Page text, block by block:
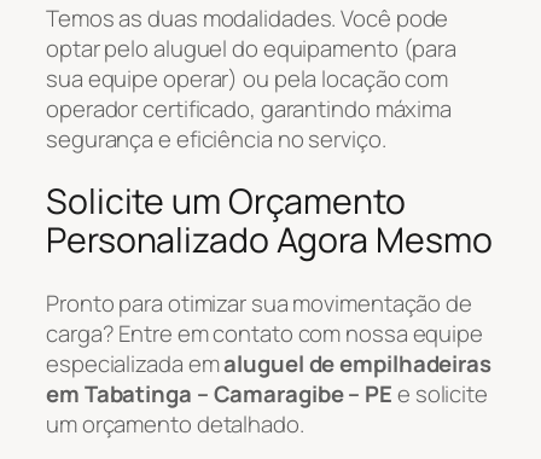
Temos as duas modalidades. Você pode
optar pelo aluguel do equipamento (para
sua equipe operar) ou pela locação com
operador certificado, garantindo máxima
segurança e eficiência no serviço.
Solicite um Orçamento
Personalizado Agora Mesmo
Pronto para otimizar sua movimentação de
carga? Entre em contato com nossa equipe
especializada emaluguel de empilhadeiras
em Tabatinga – Camaragibe – PEe solicite
um orçamento detalhado.